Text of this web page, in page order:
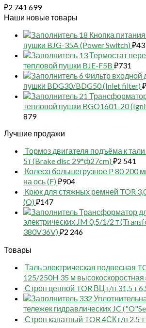
₽2 741 699
Наши новые товары
18 Кнопка
пушки BJG-35A (Power Switch) ₽43
13 Термостат
тепловой пушки BJE-F5B ₽731
6 Фильтр входной
пушки BDG30/BDG50 (Inlet filter) ₽
21
тепловой пушки BGO1601-20
879
Лучшие продажи
Тормоз двигателя подъёма к
5т (Brake disc 29*ф27cm) ₽2 541
Колесо большегрузное P 80 200
на ось (F) ₽904
Крюк для стяжных ремней TOR
(Q) ₽147
Трансформатор
электрических JM 0,5/1/2 т
380V36V) ₽2 246
Товары
Таль электрическая подвесная
125/250H 35 м высокоскоростная
Строп цепной TOR ВЦ г/п 31,5 т
332
тележек гидравлических JC
Строп канатный TOR 4СК г/п 2,5 т